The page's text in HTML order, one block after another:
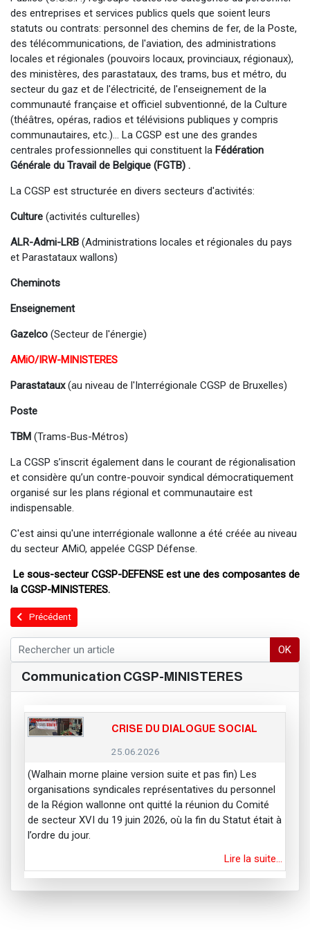
des entreprises et services publics quels que soient leurs
statuts ou contrats: personnel des chemins de fer, de la Poste,
des télécommunications, de l'aviation, des administrations
locales et régionales (pouvoirs locaux, provinciaux, régionaux),
des ministères, des parastataux, des trams, bus et métro, du
secteur du gaz et de l'électricité, de l'enseignement de la
communauté française et officiel subventionné, de la Culture
(théâtres, opéras, radios et télévisions publiques y compris
communautaires, etc.)... La CGSP est une des grandes
centrales professionnelles qui constituent la Fédération
Générale du Travail de Belgique (FGTB) .
La CGSP est structurée en divers secteurs d'activités:
Culture (activités culturelles)
ALR-Admi-LRB (Administrations locales et régionales du pays
et Parastataux wallons)
Cheminots
Enseignement
Gazelco (Secteur de l'énergie)
AMiO/IRW-MINISTERES
Parastataux(au niveau de l'Interrégionale CGSP de Bruxelles)
Poste
TBM (Trams-Bus-Métros)
La CGSP s’inscrit également dans le courant de régionalisation
et considère qu’un contre-pouvoir syndical démocratiquement
organisé sur les plans régional et communautaire est
indispensable.
C'est ainsi qu'une interrégionale wallonne a été créée au niveau
du secteur AMiO, appelée CGSP Défense.
Le sous-secteur CGSP-DEFENSE est une des composantes de
la CGSP-MINISTERES.
Article précédent : Coordinateurs CCB
Précédent
OK
Communication CGSP-MINISTERES
CRISE DU DIALOGUE SOCIAL
25.06.2026
(Walhain morne plaine version suite et pas fin) Les
organisations syndicales représentatives du personnel
de la Région wallonne ont quitté la réunion du Comité
de secteur XVI du 19 juin 2026, où la fin du Statut était à
l’ordre du jour.
Lire la suite…